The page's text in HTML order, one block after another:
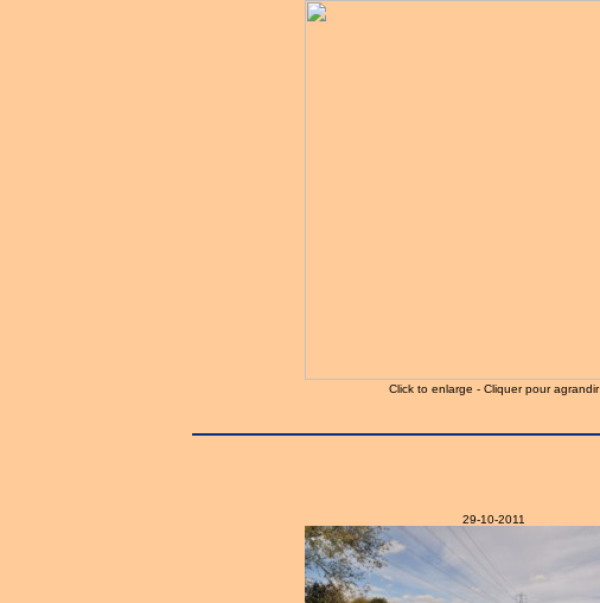
Click to enlarge - Cliquer pour agrandir
29-10-2011